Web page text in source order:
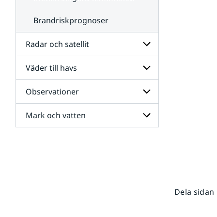
Brandriskprognoser
Radar och satellit
Undersidor
för
Radar
och
satellit
Väder till havs
Undersidor
för
Väder
till
havs
Observationer
Undersidor
för
Mark och vatten
Dela sidan